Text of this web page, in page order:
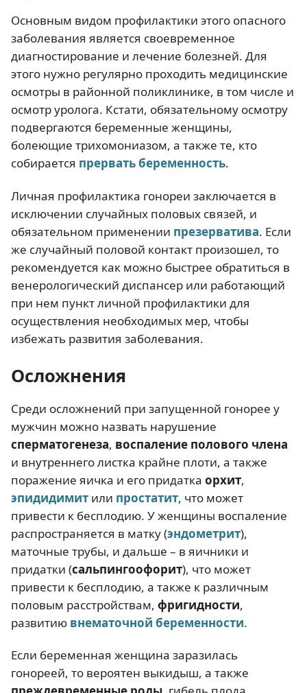
Основным видом профилактики этого опасного
заболевания является своевременное
диагностирование и лечение болезней. Для
этого нужно регулярно проходить медицинские
осмотры в районной поликлинике, в том числе и
осмотр уролога. Кстати, обязательному осмотру
подвергаются беременные женщины,
болеющие трихомониазом, а также те, кто
собирается прервать беременность.
Личная профилактика гонореи заключается в
исключении случайных половых связей, и
обязательном применении презерватива. Если
же случайный половой контакт произошел, то
рекомендуется как можно быстрее обратиться в
венерологический диспансер или работающий
при нем пункт личной профилактики для
осуществления необходимых мер, чтобы
избежать развития заболевания.
Осложнения
Среди осложнений при запущенной гонорее у
мужчин можно назвать нарушение
сперматогенеза, воспаление полового члена
и внутреннего листка крайне плоти, а также
поражение яичка и его придатка орхит,
эпидидимит или простатит, что может
привести к бесплодию. У женщины воспаление
распространяется в матку (эндометрит),
маточные трубы, и дальше – в яичники и
придатки (сальпингоофорит), что может
привести к бесплодию, а также к различным
половым расстройствам, фригидности,
развитию внематочной беременности.
Если беременная женщина заразилась
гонореей, то вероятен выкидыш, а также